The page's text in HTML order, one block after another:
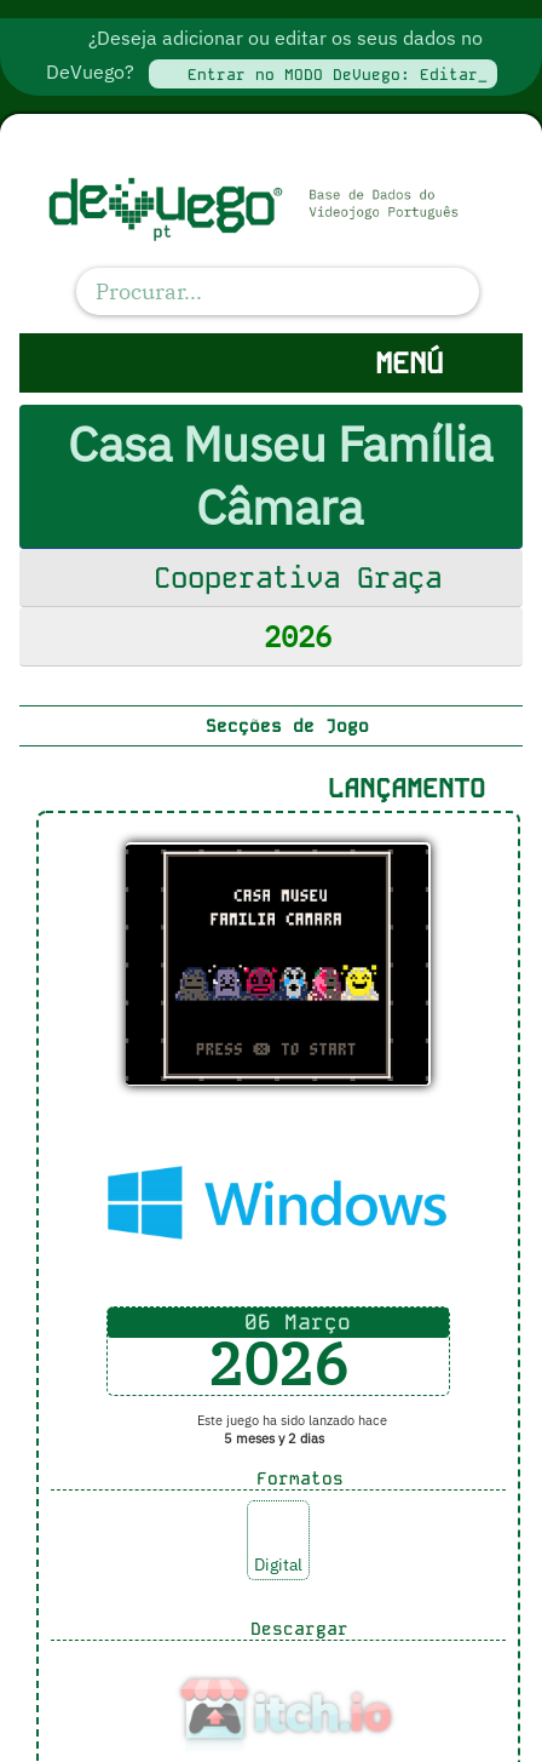
¿Deseja adicionar ou editar os seus dados no
DeVuego?
Entrar no MODO DeVuego: Editar_
MENÚ
Casa Museu Família
Câmara
Cooperativa Graça
2026
Secções de Jogo
LANÇAMENTO
06 Março
2026
Este juego ha sido lanzado hace
5 meses y 2 dias
Formatos
Digital
Descargar